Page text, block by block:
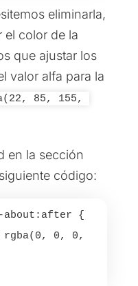
eliminarla,
el color de la
que ajustar los
valor alfa para la
85, 155,
en la sección
código:
about:after {